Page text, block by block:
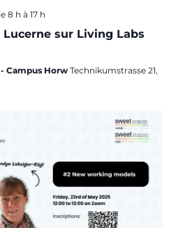
8 h à 17 h
Lucerne sur Living Labs
Campus Horw Technikumstrasse 21,